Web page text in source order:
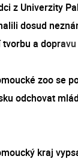
z Univerzity
dosud
tvorbu a
zoo se
odchovat
kraj